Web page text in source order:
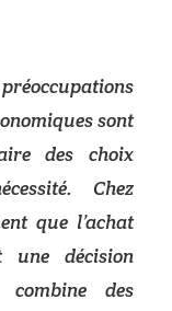
sont
des choix
Chez
que l’achat
une décision
des